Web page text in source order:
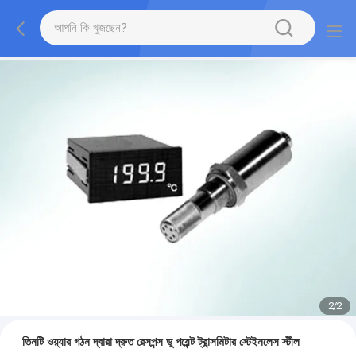
2/2
তিনটি ওয়্যার গঠন দ্বারা দ্রুত রেসপন্স ডু পয়েন্ট ট্রান্সমিটার স্টেইনলেস স্টীল